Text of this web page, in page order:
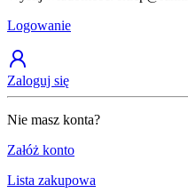
Logowanie
Zaloguj się
Nie masz konta?
Załóż konto
Lista zakupowa